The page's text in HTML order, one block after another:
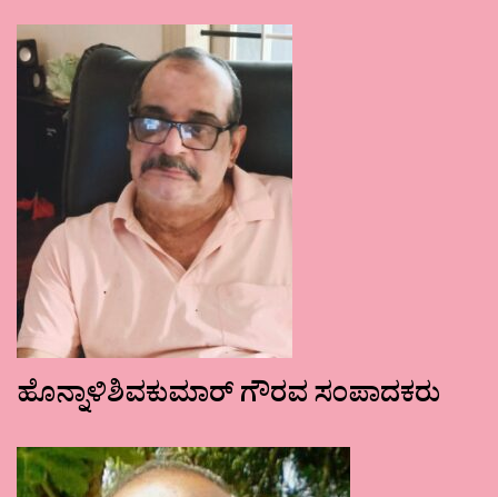
ಹೊನ್ನಾಳಿಶಿವಕುಮಾರ್ ಗೌರವ ಸಂಪಾದಕರು